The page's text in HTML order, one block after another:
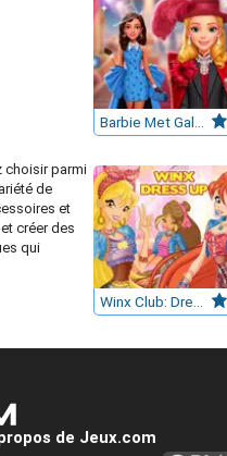
choisir parmi
de
et
créer des
qui
de Jeux.com